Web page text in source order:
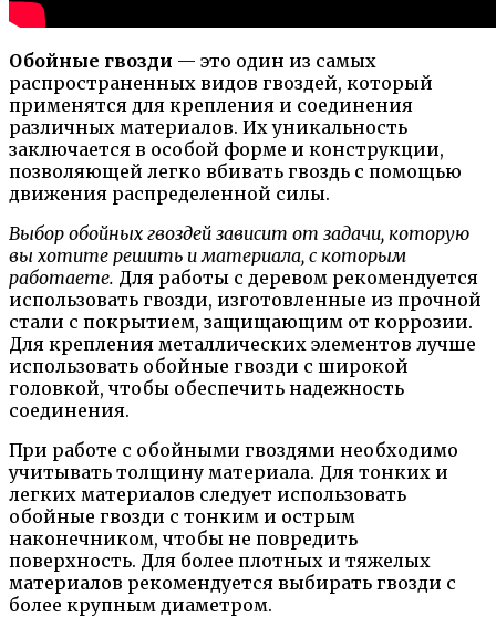
Обойные гвозди — это один из самых
распространенных видов гвоздей, который
применятся для крепления и соединения
различных материалов. Их уникальность
заключается в особой форме и конструкции,
позволяющей легко вбивать гвоздь с помощью
движения распределенной силы.
Выбор обойных гвоздей зависит от задачи, которую
вы хотите решить и материала, с которым
работаете. Для работы с деревом рекомендуется
использовать гвозди, изготовленные из прочной
стали с покрытием, защищающим от коррозии.
Для крепления металлических элементов лучше
использовать обойные гвозди с широкой
головкой, чтобы обеспечить надежность
соединения.
При работе с обойными гвоздями необходимо
учитывать толщину материала. Для тонких и
легких материалов следует использовать
обойные гвозди с тонким и острым
наконечником, чтобы не повредить
поверхность. Для более плотных и тяжелых
материалов рекомендуется выбирать гвозди с
более крупным диаметром.